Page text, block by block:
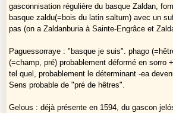
gasconnisation régulière du basque Zaldan,
basque zaldu(=bois du latin saltum) avec un
pas (on a Zaldanburia à Sainte-Engrâce et
Paguessorraye : "basque je suis". phago
(=champ, pré) probablement déformé en sorro
tel quel, probablement le déterminant -ea
Sens probable de "pré de hêtres".
Gelous : déjà présente en 1594, du gascon